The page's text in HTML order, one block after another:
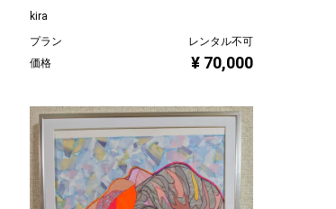
kira
プラン
レンタル不可
価格
¥ 70,000